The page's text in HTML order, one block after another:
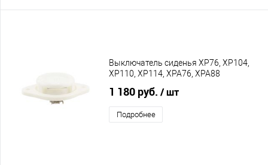
Выключатель сиденья XP76, XP104,
XP110, XP114, XPA76, XPA88
1 180 руб. / шт
Подробнее